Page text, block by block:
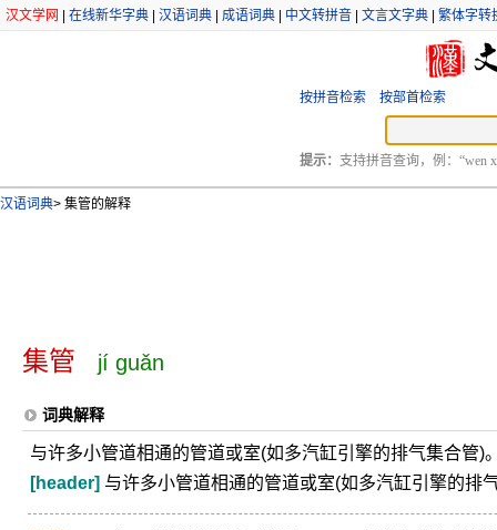
汉文学网 在线新华字典 汉语词典 成语词典 中文转拼音 文言文字典 繁体字转
按拼音检索 按部首检索
提示： 支持拼音查询，例：“wen
汉语词典> 集管的解释
集管 jí guǎn
词典解释
与许多小管道相通的管道或室(如多汽缸引擎的排气集合管)
[header] 与许多小管道相通的管道或室(如多汽缸引擎的排